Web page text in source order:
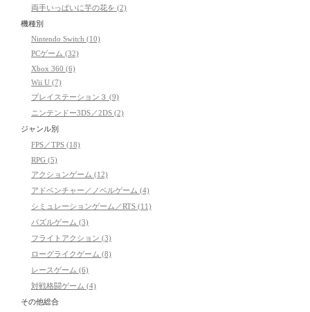
両手いっぱいに芋の花を (2)
機種別
Nintendo Switch (10)
PCゲーム (32)
Xbox 360 (6)
Wii U (7)
プレイステーション３ (9)
ニンテンドー3DS／2DS (2)
ジャンル別
FPS／TPS (18)
RPG (5)
アクションゲーム (12)
アドベンチャー／ノベルゲーム (4)
シミュレーションゲーム／RTS (11)
パズルゲーム (3)
フライトアクション (3)
ローグライクゲーム (8)
レースゲーム (6)
対戦格闘ゲーム (4)
その他総合